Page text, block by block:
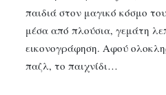
παιδιά στον μαγικό κόσμο
μέσα από πλούσια, γεμάτη
εικονογράφηση. Αφού
παζλ, το παιχνίδι…